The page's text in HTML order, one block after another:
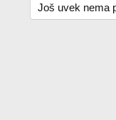
Još uvek nema